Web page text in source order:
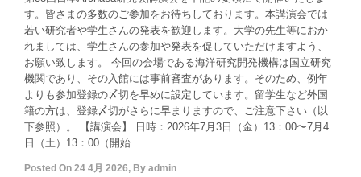
す。皆さまの多数のご参加をお待ちしております。本講演会では
若い研究者や学生さんの発表を歓迎します。大学の先生等におか
れましては、学生さんの参加や発表を促していただけますよう、
お願い致します。 今回の会場である海洋研究開発機構は国立研究
機関であり、その入館には事前審査があります。そのため、例年
よりも参加登録の〆切を早めに設定しています。留学生など外国
籍の方は、登録〆切がさらに早まりますので、ご注意下さい（以
下参照）。 【講演会】 日時：2026年7月3日（金）13：00〜7月4
日（土）13：00（開始
Posted On 24 4月 2026, By admin